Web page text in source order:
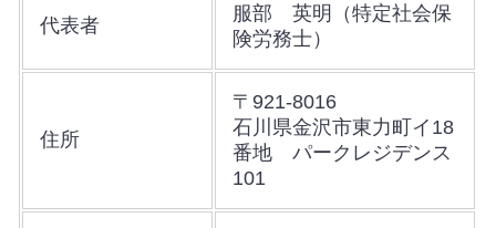
代表者
服部 英明（特定社会保
険労務士）
住所
〒921-8016
石川県金沢市東力町イ18
番地 パークレジデンス
101